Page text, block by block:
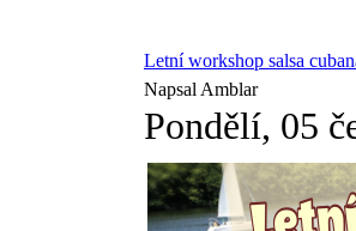
Letní workshop salsa
Napsal Amblar
Pondělí, 05